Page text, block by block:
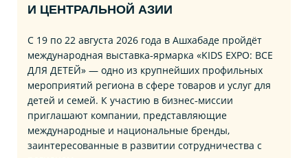
И ЦЕНТРАЛЬНОЙ АЗИИ
С 19 по 22 августа 2026 года в Ашхабаде пройдёт
международная выставка‑ярмарка «KIDS EXPO: ВСЕ
ДЛЯ ДЕТЕЙ» — одно из крупнейших профильных
мероприятий региона в сфере товаров и услуг для
детей и семей. К участию в бизнес‑миссии
приглашают компании, представляющие
международные и национальные бренды,
заинтересованные в развитии сотрудничества с